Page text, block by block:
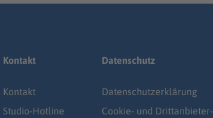
Kontakt
Kontakt
Studio-Hotline
Datenschutz
Datenschutz­erklärung
Cookie- und Drittanbieter-